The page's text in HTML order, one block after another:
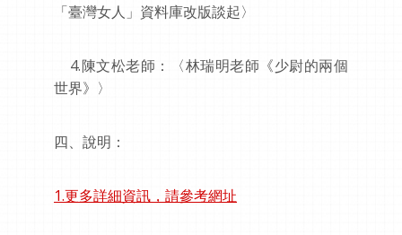
「臺灣女人」資料庫改版談起〉
4.陳文松老師：〈林瑞明老師《少尉的兩個
世界》〉
四、說明：
1.更多詳細資訊，請參考網址